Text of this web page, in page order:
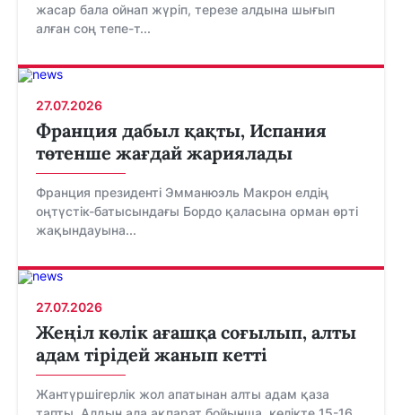
жасар бала ойнап жүріп, терезе алдына шығып
алған соң тепе-т...
27.07.2026
Франция дабыл қақты, Испания
төтенше жағдай жариялады
Франция президенті Эмманюэль Макрон елдің
оңтүстік-батысындағы Бордо қаласына орман өрті
жақындауына...
27.07.2026
Жеңіл көлік ағашқа соғылып, алты
адам тірідей жанып кетті
Жантүршігерлік жол апатынан алты адам қаза